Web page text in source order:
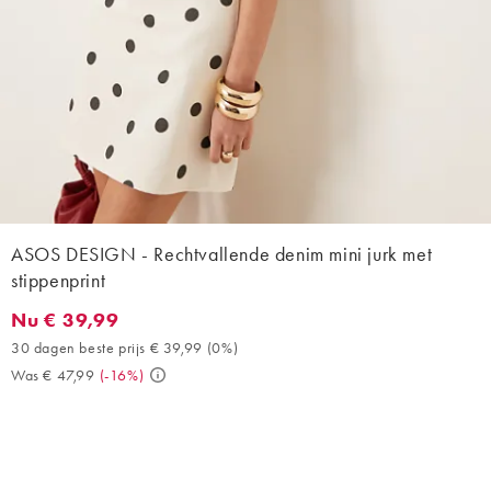
ASOS DESIGN - Rechtvallende denim mini jurk met
stippenprint
Nu € 39,99. 30 dagen beste prijs € 39,99 (0%). Was € 47,99. (-
Nu € 39,99
30 dagen beste prijs € 39,99 (0%)
Was € 47,99 (-16%)